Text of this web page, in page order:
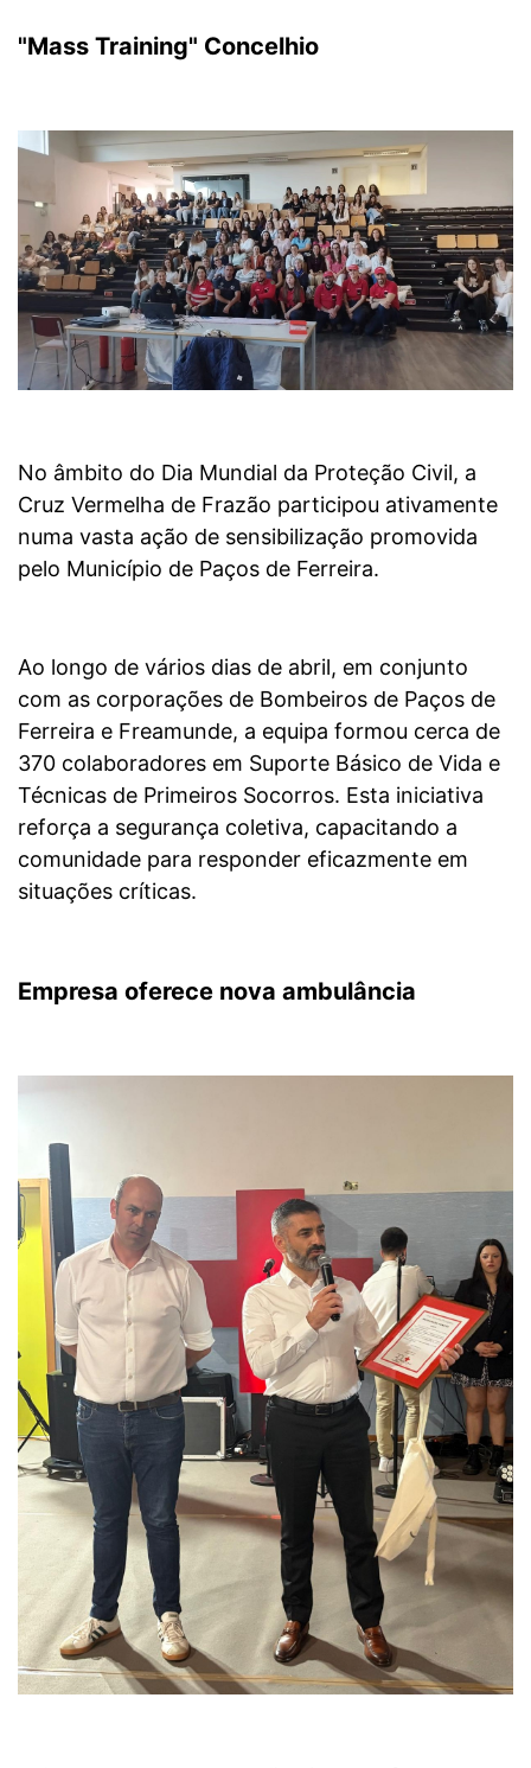
"Mass Training" Concelhio
No âmbito do Dia Mundial da Proteção Civil, a
Cruz Vermelha de Frazão participou ativamente
numa vasta ação de sensibilização promovida
pelo Município de Paços de Ferreira.
Ao longo de vários dias de abril, em conjunto
com as corporações de Bombeiros de Paços de
Ferreira e Freamunde, a equipa formou cerca de
370 colaboradores em Suporte Básico de Vida e
Técnicas de Primeiros Socorros. Esta iniciativa
reforça a segurança coletiva, capacitando a
comunidade para responder eficazmente em
situações críticas.
Empresa oferece nova ambulância